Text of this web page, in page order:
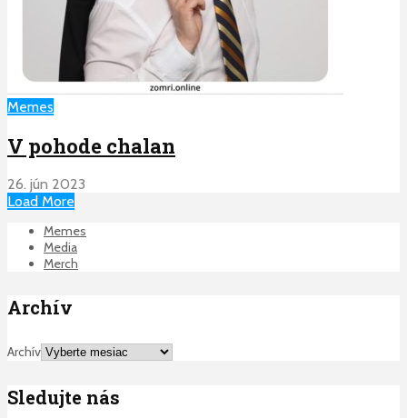
Memes
V pohode chalan
26. jún 2023
Load More
Memes
Media
Merch
Archív
Archív
Sledujte nás